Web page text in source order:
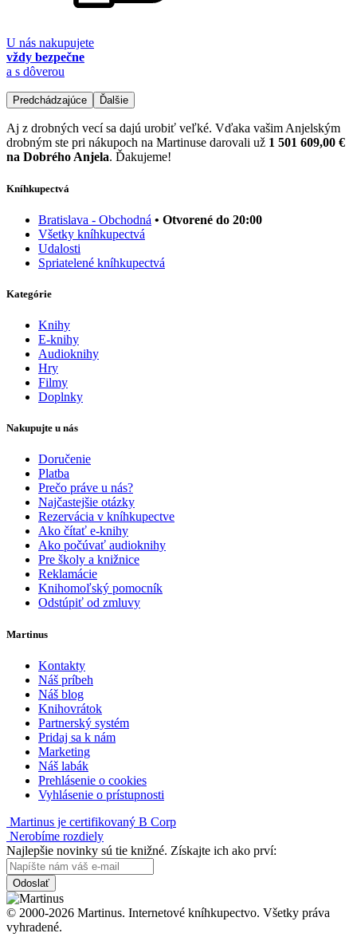
U nás nakupujete
vždy bezpečne
a s dôverou
Predchádzajúce Ďalšie
Aj z drobných vecí sa dajú urobiť veľké. Vďaka vašim Anjelským
drobným ste pri nákupoch na Martinuse darovali už 1 501 609,00 €
na Dobrého Anjela. Ďakujeme!
Kníhkupectvá
Bratislava - Obchodná • Otvorené do 20:00
Všetky kníhkupectvá
Udalosti
Spriatelené kníhkupectvá
Kategórie
Knihy
E-knihy
Audioknihy
Hry
Filmy
Doplnky
Nakupujte u nás
Doručenie
Platba
Prečo práve u nás?
Najčastejšie otázky
Rezervácia v kníhkupectve
Ako čítať e-knihy
Ako počúvať audioknihy
Pre školy a knižnice
Reklamácie
Knihomoľský pomocník
Odstúpiť od zmluvy
Martinus
Kontakty
Náš príbeh
Náš blog
Knihovrátok
Partnerský systém
Pridaj sa k nám
Marketing
Náš labák
Prehlásenie o cookies
Vyhlásenie o prístupnosti
Martinus je certifikovaný B Corp
Nerobíme rozdiely
Najlepšie novinky sú tie knižné. Získajte ich ako prví:
Odoslať
© 2000-2026 Martinus. Internetové kníhkupectvo. Všetky práva
vyhradené.